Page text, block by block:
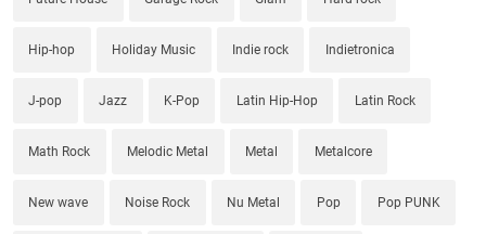
Hip-hop Holiday Music Indie rock Indietronica
J-pop Jazz K-Pop Latin Hip-Hop Latin Rock
Math Rock Melodic Metal Metal Metalcore
New wave Noise Rock Nu Metal Pop Pop PUNK